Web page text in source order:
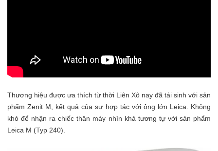
Thương hiệu được ưa thích từ thời Liên Xô nay đã tái sinh với sản
phẩm Zenit M, kết quả của sự hợp tác với ông lớn Leica. Không
khó để nhận ra chiếc thân máy nhìn khá tương tự với sản phẩm
Leica M (Typ 240).